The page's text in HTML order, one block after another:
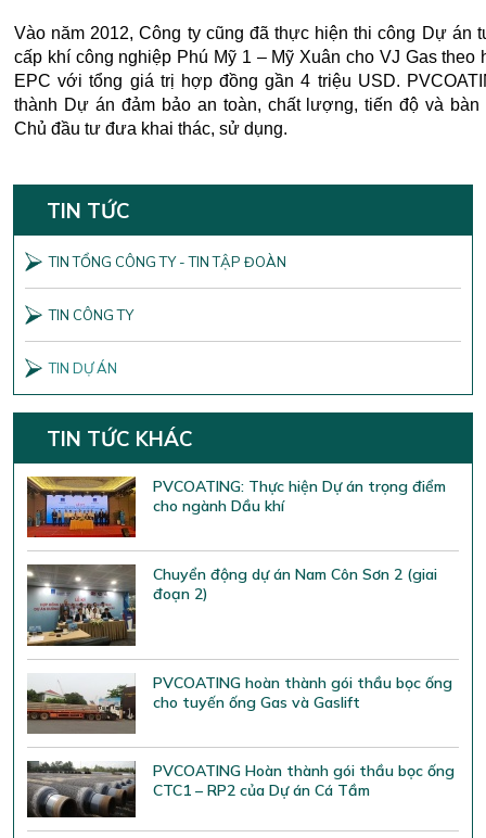
Vào năm 2012, Công ty cũng đã thực hiện thi công Dự án
cấp khí công nghiệp Phú Mỹ 1 – Mỹ Xuân cho VJ Gas theo
EPC với tổng giá trị hợp đồng gần 4 triệu USD.
thành Dự án đảm bảo an toàn, chất lượng, tiến độ và bàn
Chủ đầu tư đưa khai thác, sử dụng.
TIN TỨC
TIN TỔNG CÔNG TY - TIN TẬP ĐOÀN
TIN CÔNG TY
TIN DỰ ÁN
TIN TỨC KHÁC
PVCOATING: Thực hiện Dự án trọng điểm
cho ngành Dầu khí
Chuyển động dự án Nam Côn Sơn 2 (giai
đoạn 2)
PVCOATING hoàn thành gói thầu bọc ống
cho tuyến ống Gas và Gaslift
PVCOATING Hoàn thành gói thầu bọc ống
CTC1 – RP2 của Dự án Cá Tầm